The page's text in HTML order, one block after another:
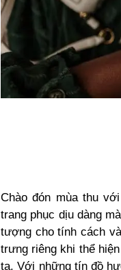
Chào đón mùa thu
trang phục dịu dàng
tượng cho tính cách
trưng riêng khi thể
ta. Với những tín đồ